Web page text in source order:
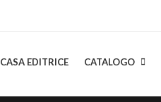
CASA EDITRICE CATALOGO